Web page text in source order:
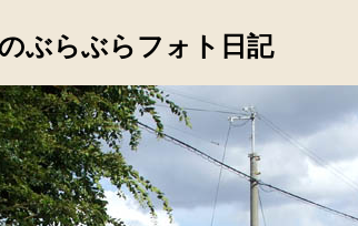
ぶらぶらフォト日記